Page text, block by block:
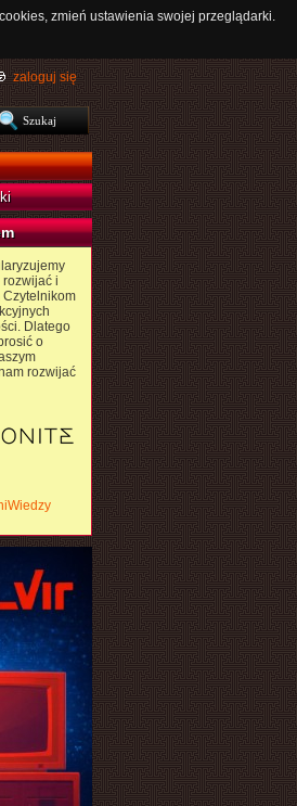
zmień ustawienia swojej przeglądarki.
zaloguj się
i
Dlatego
o
rozwijać